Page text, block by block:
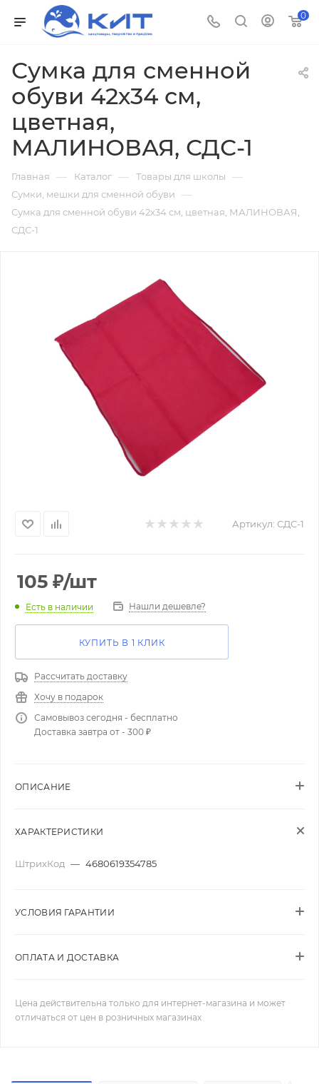
0
Сумка для сменной
обуви 42х34 см,
цветная,
МАЛИНОВАЯ, СДС-1
Главная — Каталог — Товары для школы —
Сумки, мешки для сменной обуви —
Сумка для сменной обуви 42х34 см, цветная, МАЛИНОВАЯ,
СДС-1
Артикул: СДС-1
105 ₽/шт
Есть в наличии Нашли дешевле?
КУПИТЬ В 1 КЛИК
Рассчитать доставку
Хочу в подарок
Самовывоз сегодня - бесплатно
Доставка завтра от - 300 ₽
ОПИСАНИЕ
ХАРАКТЕРИСТИКИ
ШтрихКод — 4680619354785
УСЛОВИЯ ГАРАНТИИ
ОПЛАТА И ДОСТАВКА
Цена действительна только для интернет-магазина и может
отличаться от цен в розничных магазинах